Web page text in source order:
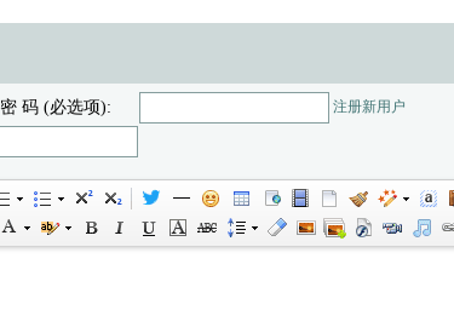
密 码 (必选项): 注册新用户